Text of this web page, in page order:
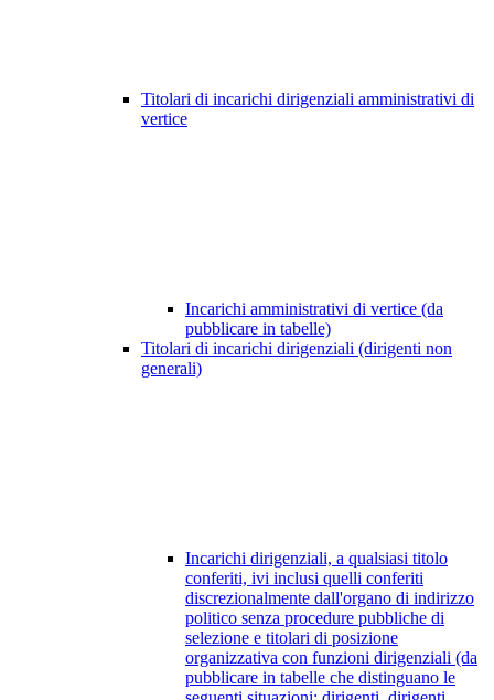
Titolari di incarichi dirigenziali amministrativi di
vertice
Incarichi amministrativi di vertice (da
pubblicare in tabelle)
Titolari di incarichi dirigenziali (dirigenti non
generali)
Incarichi dirigenziali, a qualsiasi titolo
conferiti, ivi inclusi quelli conferiti
discrezionalmente dall'organo di indirizzo
politico senza procedure pubbliche di
selezione e titolari di posizione
organizzativa con funzioni dirigenziali (da
pubblicare in tabelle che distinguano le